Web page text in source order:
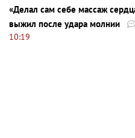
«Делал сам себе массаж
выжил после удара молнии
10:19